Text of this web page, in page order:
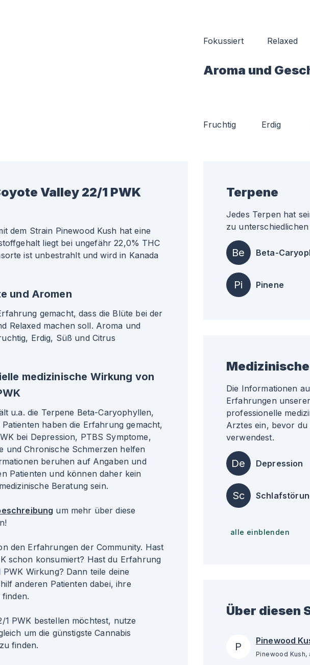
Fokussiert Relaxed
Aroma und
Fruchtig Erdig
Valley 22/1 PWK
dem Strain Pinewood Kush hat eine
liegt bei ungefähr 22,0% THC
ist unbestrahlt und wird in Kanada
und Aromen
gemacht, dass die Blüte bei der
Relaxed machen soll. Aroma und
Erdig, Süß und Citrus
medizinische Wirkung von
u.a. die Terpene Beta-Caryophyllen,
haben die Erfahrung gemacht,
bei Depression, PTBS Symptome,
und Chronische Schmerzen helfen
beruhen auf Angaben und
Patienten und können daher kein
Beratung sein.
um mehr über diese
den Erfahrungen der Community. Hast
schon konsumiert? Hast du Erfahrung
Wirkung? Dann teile deine
anderen Patienten dabei, ihre
1 PWK bestellen möchtest, nutze
um die günstigste Cannabis
finden.
Terpene
Jedes Terpen hat
zu
Be Beta-
Pi Pinene
Die Informationen
Erfahrungen
professionelle
Arztes ein, bevor
verwendest.
De Depression
Sc
alle einblenden
Über diesen
P Pinewood